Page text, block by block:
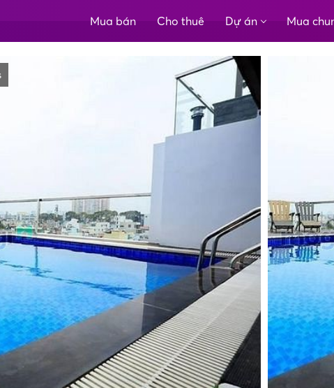
Mua bán Cho thuê Dự án Mua